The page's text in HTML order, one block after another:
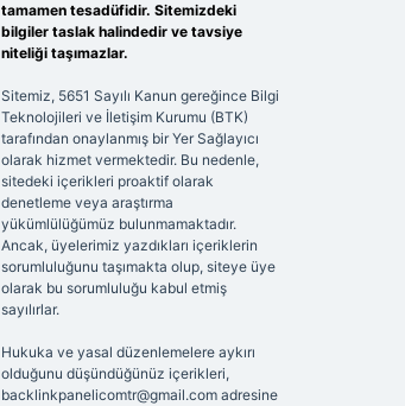
tamamen tesadüfidir. Sitemizdeki
bilgiler taslak halindedir ve tavsiye
niteliği taşımazlar.
Sitemiz, 5651 Sayılı Kanun gereğince Bilgi
Teknolojileri ve İletişim Kurumu (BTK)
tarafından onaylanmış bir Yer Sağlayıcı
olarak hizmet vermektedir. Bu nedenle,
sitedeki içerikleri proaktif olarak
denetleme veya araştırma
yükümlülüğümüz bulunmamaktadır.
Ancak, üyelerimiz yazdıkları içeriklerin
sorumluluğunu taşımakta olup, siteye üye
olarak bu sorumluluğu kabul etmiş
sayılırlar.
Hukuka ve yasal düzenlemelere aykırı
olduğunu düşündüğünüz içerikleri,
backlinkpanelicomtr@gmail.comadresine